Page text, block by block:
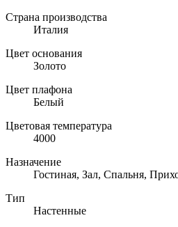
Страна производства
Италия
Цвет основания
Золото
Цвет плафона
Белый
Цветовая температура
4000
Назначение
Гостиная, Зал, Спальня,
Тип
Настенные